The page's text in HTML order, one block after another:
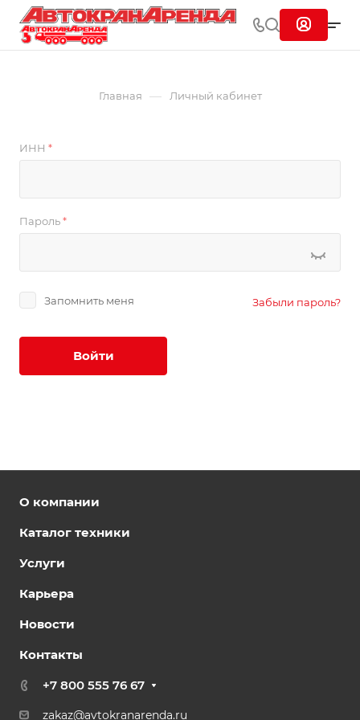
Главная — Личный кабинет
ИНН *
Пароль*
Запомнить меня Забыли пароль?
Войти
О компании
Каталог техники
Услуги
Карьера
Новости
Контакты
+7 800 555 76 67
zakaz@avtokranarenda.ru